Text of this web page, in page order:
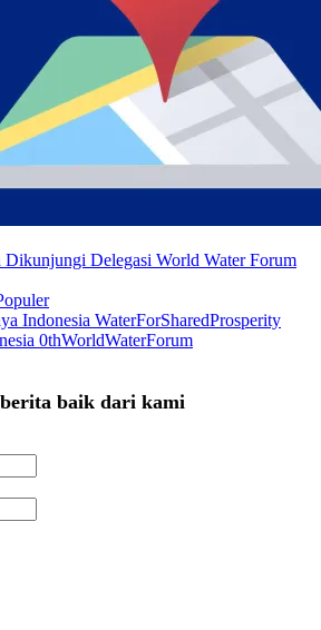
Delegasi World Water Forum
Indonesia WaterForSharedProsperity
0thWorldWaterForum
baik dari kami